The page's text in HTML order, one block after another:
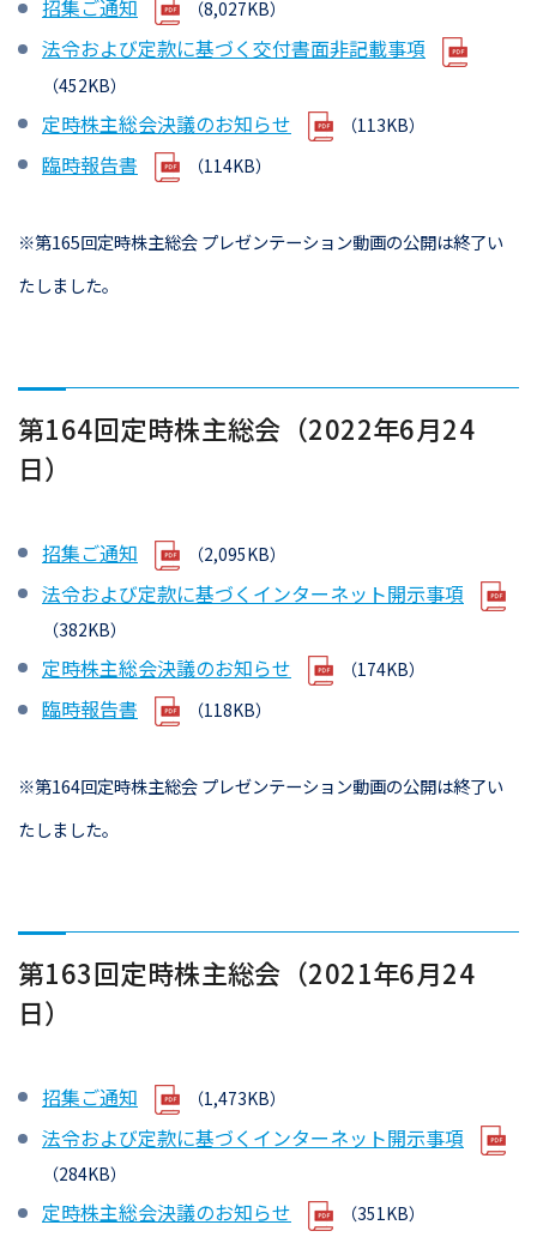
招集ご通知 （8,027KB）
法令および定款に基づく交付書面非記載事項
（452KB）
定時株主総会決議のお知らせ （113KB）
臨時報告書 （114KB）
※第165回定時株主総会 プレゼンテーション動画の公開は終了い
たしました。
第164回定時株主総会（2022年6月24
日）
招集ご通知 （2,095KB）
法令および定款に基づくインターネット開示事項
（382KB）
定時株主総会決議のお知らせ （174KB）
臨時報告書 （118KB）
※第164回定時株主総会 プレゼンテーション動画の公開は終了い
たしました。
第163回定時株主総会（2021年6月24
日）
招集ご通知 （1,473KB）
法令および定款に基づくインターネット開示事項
（284KB）
定時株主総会決議のお知らせ （351KB）